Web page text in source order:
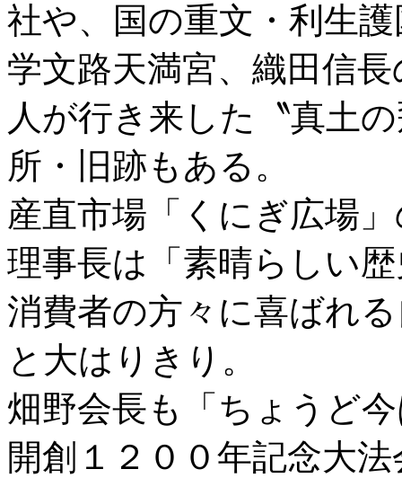
社や、国の重文・利生
学文路天満宮、織田信
人が行き来した〝真土
所・旧跡もある。
産直市場「くにぎ広場
理事長は「素晴らしい
消費者の方々に喜ばれ
と大はりきり。
畑野会長も「ちょうど
開創１２００年記念大